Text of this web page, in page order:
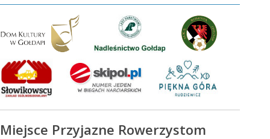
Miejsce Przyjazne Rowerzystom